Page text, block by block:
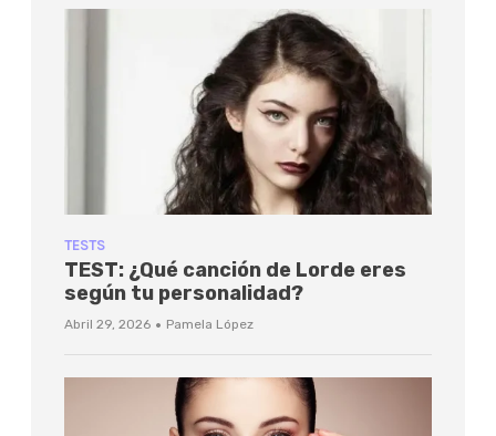
TESTS
TEST: ¿Qué canción de Lorde eres
según tu personalidad?
Abril 29, 2026 · Pamela López